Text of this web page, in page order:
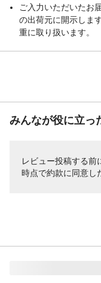
ご入力いただいたお
の出荷元に開示しま
重に取り扱います。
みんなが役に立っ
レビュー投稿する前
時点で約款に同意し